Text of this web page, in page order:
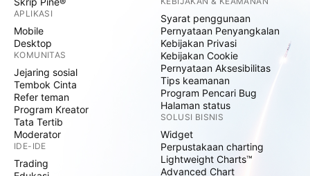
APLIKASI
Mobile
Desktop
KOMUNITAS
Jejaring sosial
Tembok Cinta
Refer teman
Program Kreator
Tata Tertib
Moderator
IDE-IDE
Trading
Syarat penggunaan
Pernyataan Penyangkalan
Kebijakan Privasi
Kebijakan Cookie
Pernyataan Aksesibilitas
Tips keamanan
Program Pencari Bug
Halaman status
SOLUSI BISNIS
Widget
Perpustakaan charting
Lightweight Charts™
Advanced Chart